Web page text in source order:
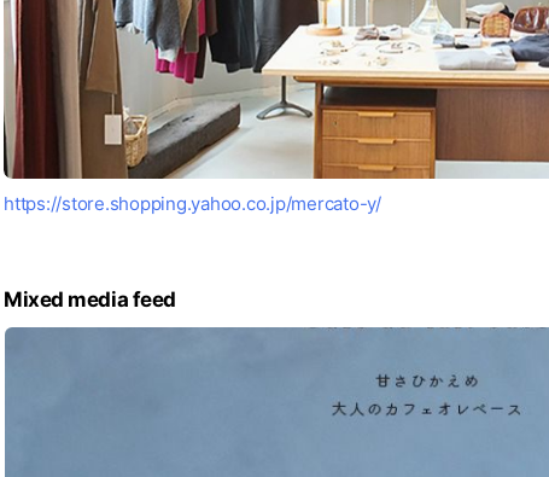
https://store.shopping.yahoo.co.jp/mercato-y/
Mixed media feed